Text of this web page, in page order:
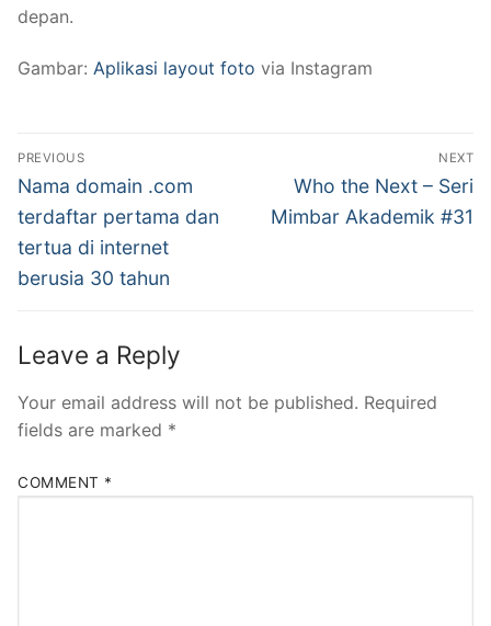
depan.
Gambar: Aplikasi layout foto via Instagram
Post
navigation
PREVIOUS
Previous
post:
Nama domain .com
terdaftar pertama dan
tertua di internet
berusia 30 tahun
NEXT
Next
post:
Who the Next – Seri
Mimbar Akademik #31
Leave a Reply
Your email address will not be published. Required
fields are marked *
COMMENT *